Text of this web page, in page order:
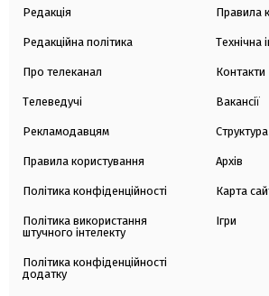
Редакція
Редакційна політика
Про телеканал
Телеведучі
Рекламодавцям
Правила користування
Політика конфіденційності
Політика використання
штучного інтелекту
Політика конфіденційності
додатку
Правила
Технічна
Контакти
Вакансії
Архів
Карта
Ігри